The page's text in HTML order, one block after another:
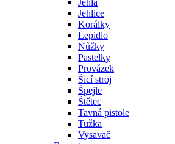
Jehlice
Korálky
Lepidlo
Nůžky
Pastelky
Provázek
Šicí stroj
Špejle
Štětec
Tavná pistole
Tužka
Vysavač